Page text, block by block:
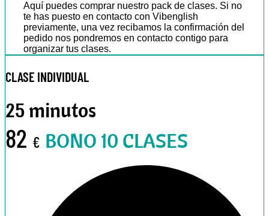
Aquí puedes comprar nuestro pack de clases. Si no
te has puesto en contacto con Vibenglish
previamente, una vez recibamos la confirmación del
pedido nos pondremos en contacto contigo para
organizar tus clases.
CLASE INDIVIDUAL
25 minutos
82 € BONO 10 CLASES